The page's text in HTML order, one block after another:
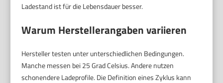
Ladestand ist für die Lebensdauer besser.
Warum Herstellerangaben variieren
Hersteller testen unter unterschiedlichen Bedingungen.
Manche messen bei 25 Grad Celsius. Andere nutzen
schonendere Ladeprofile. Die Definition eines Zyklus kann